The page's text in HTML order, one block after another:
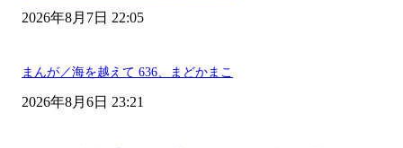
2026年8月7日 22:05
まんが／海を越えて 636、まどかまこ
2026年8月6日 23:21